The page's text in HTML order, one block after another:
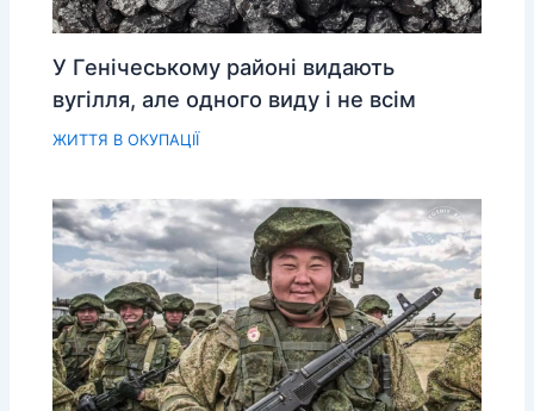
У Генічеському районі видають
вугілля, але одного виду і не всім
ЖИТТЯ В ОКУПАЦІЇ